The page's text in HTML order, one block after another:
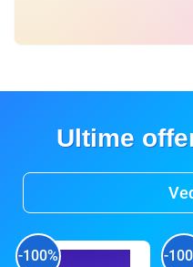
Ultime
-100% -